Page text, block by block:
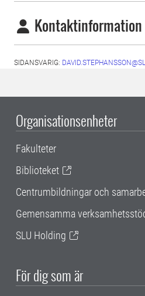
Kontaktinformation
SIDANSVARIG:
Organisationsenheter
Fakulteter
Biblioteket
Centrumbildningar och
Gemensamma
SLU Holding
För dig som är